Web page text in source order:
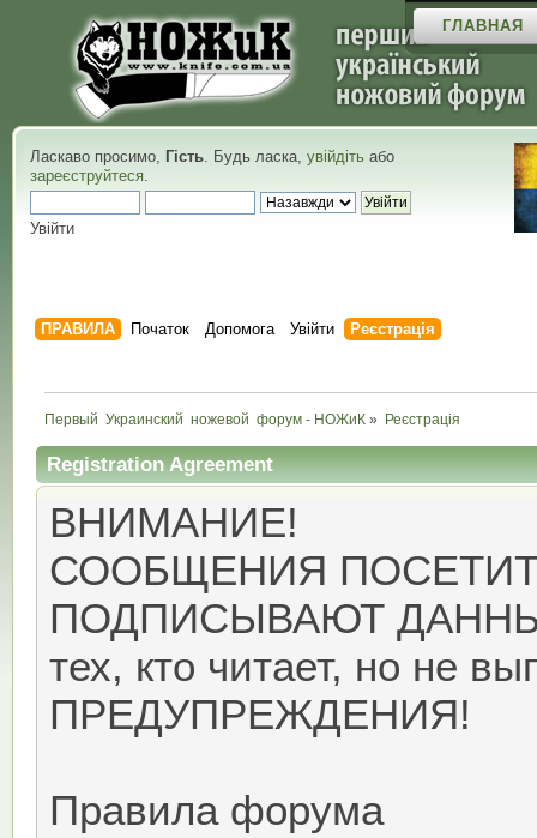
ГЛАВНАЯ
Ласкаво просимо, Гість. Будь ласка, увійдіть або
зареєструйтеся.
Увійти
ПРАВИЛА Початок Допомога Увійти Реєстрація
Первый  Украинский  ножевой  форум - НОЖиК » Реєстрація
Registration Agreement
ВНИМАНИЕ!
СООБЩЕНИЯ
ПОДПИСЫВАЮТ
тех, кто читает, но не
ПРЕДУПРЕЖДЕНИЯ!
Правила форума